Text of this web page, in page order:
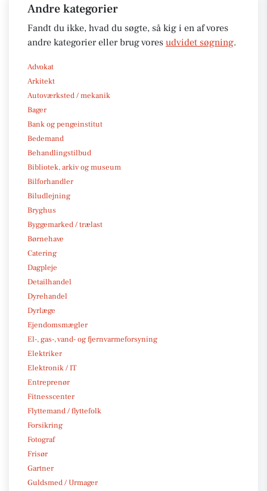
Andre kategorier
Fandt du ikke, hvad du søgte, så kig i en af vores
andre kategorier eller brug vores udvidet søgning.
Advokat
Arkitekt
Autoværksted / mekanik
Bager
Bank og pengeinstitut
Bedemand
Behandlingstilbud
Bibliotek, arkiv og museum
Bilforhandler
Biludlejning
Bryghus
Byggemarked / trælast
Børnehave
Catering
Dagpleje
Detailhandel
Dyrehandel
Dyrlæge
Ejendomsmægler
El-, gas-, vand- og fjernvarmeforsyning
Elektriker
Elektronik / IT
Entreprenør
Fitnesscenter
Flyttemand / flyttefolk
Forsikring
Fotograf
Frisør
Gartner
Guldsmed / Urmager